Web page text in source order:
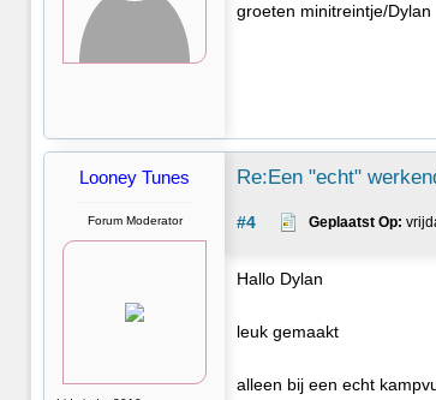
groeten minitreintje/Dylan
Looney Tunes
Forum Moderator
Re:Een "echt"
#4 Geplaatst Op:
Hallo Dylan
leuk gemaakt
alleen bij een echt